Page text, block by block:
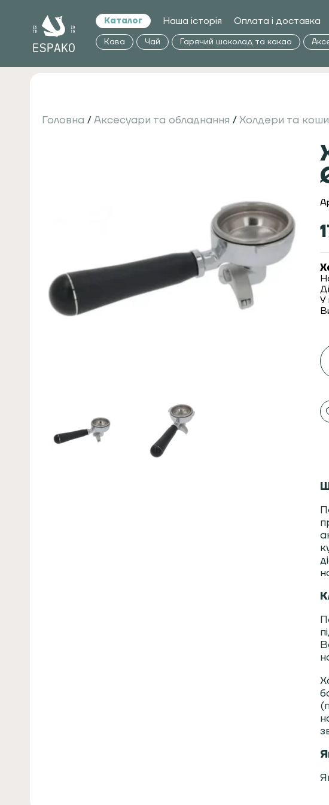
Каталог Наша історія Оплата і доставка
Кава Чай Гарячий шоколад та какао
Головна / Аксесуари та обладнання / Холдери та
У